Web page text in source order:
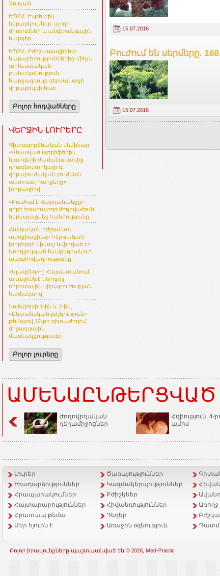
Չոլոյան
ԵՊԲՀ. Էսթետիկ
ներարկումներ. արդի
միտումներ և անվտանգային
հարցեր
ԵՊԲՀ. Բժիշկ-պացիենտ
հարաբերություններից մինչև
արհեստական
բանականություն.
հարցազրույց գերմանացի
վիրաբույժի հետ
Բոլոր հոդվածները
ՎԵՐՋԻՆ ԼՈՒՐԵՐԸ
Գիտագործնական սեմինար
«Վնասված պերիֆերիկ
նյարդերի ժամանակակից
դիագնոստիկայի և
վիրաբուժական բուժման
ակտուալ հարցերը»
խորագրով
«Բուժում է Վարդանանցը»
գրքի եռահատոր ժողովածուն
ներկայացվեց հանրությանը
Հայկական բժշկական
ասոցիացիայի հերթական
խորհրդի նիստը նվիրված էր
Առողջության համընդհանուր
ապահովագրությանը
«Սլավմեդ»-ը Հայաստանում
առաջինն է ներդրել
ռոբոտային վիրաբուժության
համակարգ
Նոյեմբերի 1-ին և 2-ին,
«Ընտանեկան բժշկություն»
թեմայով 12-րդ գիտաժողով՝
միջազգային
մասնակցությամբ։
Բոլոր լուրերը
15.07.2016
Բուժում են սերմերը.
15.07.2016
Ժողովրդական
դեղամիջոցներ
Հղիություն. 4-
ամիս
Լուրեր Ծառայություններ
Իրադարձություններ
Կազմակերպություններ
Հրապարակումներ
Բժիշկներ
Հայտարարություններ
Հիվանդություններ
Հրատապ թեմա
Դեղեր
Մեր հյուրն է
Առաջին օգնություն
Բոլոր իրավունքները պաշտպանված են © 2026, Med-Practic